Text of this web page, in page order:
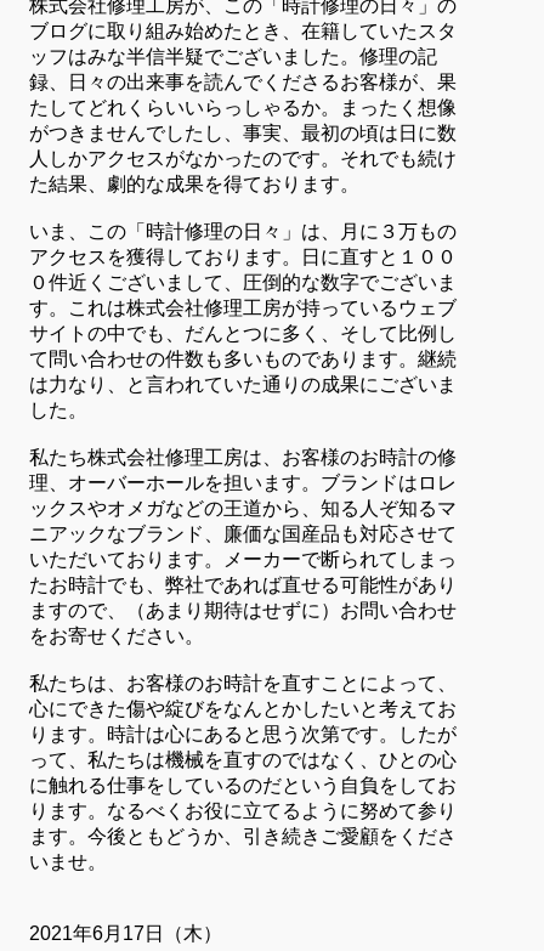
株式会社修理工房が、この「時計修理の日々」の
ブログに取り組み始めたとき、在籍していたスタ
ッフはみな半信半疑でございました。修理の記
録、日々の出来事を読んでくださるお客様が、果
たしてどれくらいいらっしゃるか。まったく想像
がつきませんでしたし、事実、最初の頃は日に数
人しかアクセスがなかったのです。それでも続け
た結果、劇的な成果を得ております。
いま、この「時計修理の日々」は、月に３万もの
アクセスを獲得しております。日に直すと１００
０件近くございまして、圧倒的な数字でございま
す。これは株式会社修理工房が持っているウェブ
サイトの中でも、だんとつに多く、そして比例し
て問い合わせの件数も多いものであります。継続
は力なり、と言われていた通りの成果にございま
した。
私たち株式会社修理工房は、お客様のお時計の修
理、オーバーホールを担います。ブランドはロレ
ックスやオメガなどの王道から、知る人ぞ知るマ
ニアックなブランド、廉価な国産品も対応させて
いただいております。メーカーで断られてしまっ
たお時計でも、弊社であれば直せる可能性があり
ますので、（あまり期待はせずに）お問い合わせ
をお寄せください。
私たちは、お客様のお時計を直すことによって、
心にできた傷や綻びをなんとかしたいと考えてお
ります。時計は心にあると思う次第です。したが
って、私たちは機械を直すのではなく、ひとの心
に触れる仕事をしているのだという自負をしてお
ります。なるべくお役に立てるように努めて参り
ます。今後ともどうか、引き続きご愛顧をくださ
いませ。
2021年6月17日（木）